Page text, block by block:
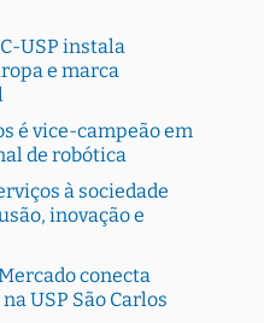
USP instala
e marca
é vice-campeão em
de robótica
à sociedade
inovação e
conecta
USP São Carlos